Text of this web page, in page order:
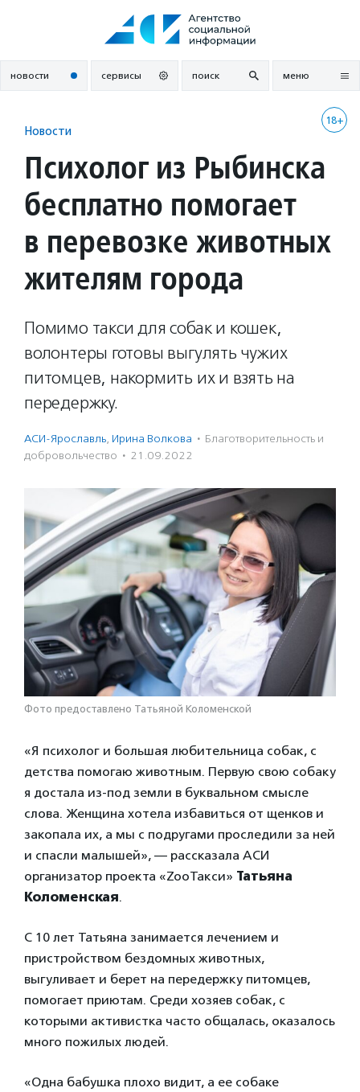
новости сервисы поиск меню
18+
Новости
Психолог из Рыбинска
бесплатно помогает
в перевозке животных
жителям города
Помимо такси для собак и кошек,
волонтеры готовы выгулять чужих
питомцев, накормить их и взять на
передержку.
АСИ-Ярославль, Ирина Волкова · Благотвори­тель­ность и
доброволь­чест­во · 21.09.2022
Фото предоставлено Татьяной Коломенской
«Я психолог и большая любительница собак, с
детства помогаю животным. Первую свою собаку
я достала из-под земли в буквальном смысле
слова. Женщина хотела избавиться от щенков и
закопала их, а мы с подругами проследили за ней
и спасли малышей», — рассказала АСИ
организатор проекта «ZooТакси» Татьяна
Коломенская.
С 10 лет Татьяна занимается лечением и
пристройством бездомных животных,
выгуливает и берет на передержку питомцев,
помогает приютам. Среди хозяев собак, с
которыми активистка часто общалась, оказалось
много пожилых людей.
«Одна бабушка плохо видит, а ее собаке